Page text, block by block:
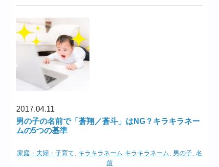
2017.04.11
男の子の名前で「蒼翔／蒼斗」はNG？キラキラネー
ムの5つの基準
家庭・夫婦・子育て, キラキラネーム キラキラネーム, 男の子, 名
前